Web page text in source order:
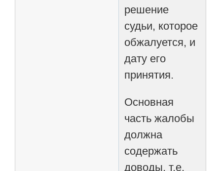
решение
судьи, которое
обжалуется, и
дату его
принятия.
Основная
часть жалобы
должна
содержать
доводы, т.е.